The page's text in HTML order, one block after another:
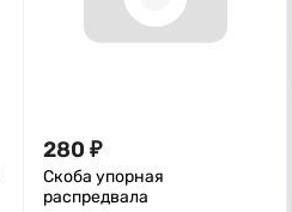
280 ₽
Скоба упорная
распредвала